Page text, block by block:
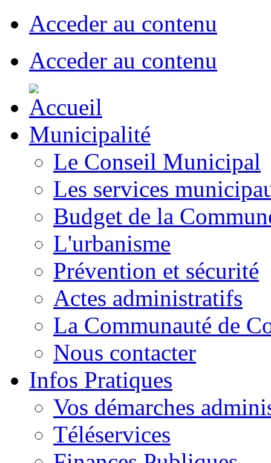
Acceder au contenu
Acceder au contenu
Municipalité
Le Conseil Municipal
Les services
Budget de la
L'urbanisme
Prévention et sécurité
Actes administratifs
La Communauté de
Nous contacter
Infos Pratiques
Vos démarches
Téléservices